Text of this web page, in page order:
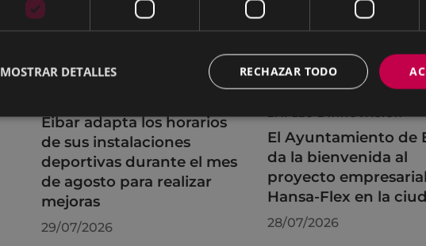
Eibar adapta los horarios
de sus instalaciones
deportivas durante el mes
de agosto para realizar
mejoras
29/07/2026
El Ayuntamiento de
da la bienvenida al
proyecto
Hansa-Flex en la
28/07/2026
RECHAZAR TODO
MOSTRAR DETALLES